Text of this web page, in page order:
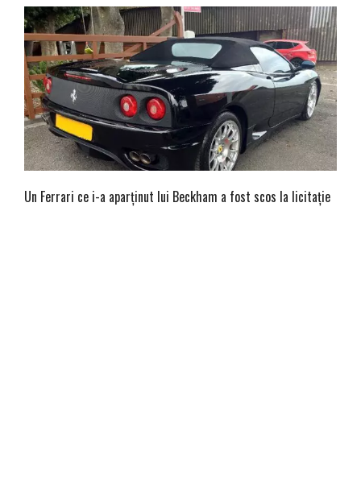
Un Ferrari ce i-a aparținut lui Beckham a fost scos la licitație